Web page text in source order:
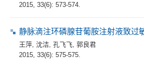
2015, 33(6): 573-574.
静脉滴注环磷腺苷葡胺注射液致过
王萍 沈洁 孔飞飞 郭良君
2015, 33(6): 575-575.